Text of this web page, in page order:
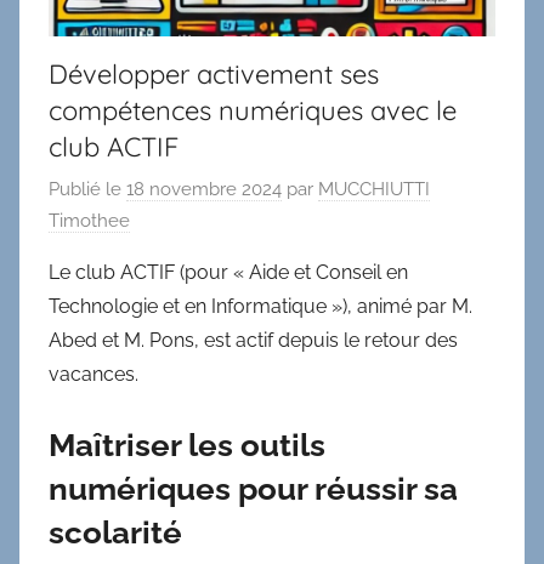
Développer activement ses
compétences numériques avec le
club ACTIF
Publié le 18 novembre 2024 par MUCCHIUTTI
Timothee
Le club ACTIF (pour « Aide et Conseil en
Technologie et en Informatique »), animé par M.
Abed et M. Pons, est actif depuis le retour des
vacances.
Maîtriser les outils
numériques pour réussir sa
scolarité